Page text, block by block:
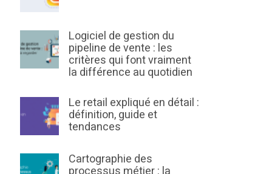
Logiciel de gestion du
pipeline de vente : les
critères qui font vraiment
la différence au quotidien
Le retail expliqué en détail :
définition, guide et
tendances
Cartographie des